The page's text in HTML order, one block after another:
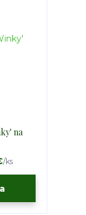
na
/ks